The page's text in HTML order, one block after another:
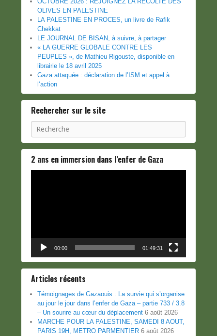
OLIVES EN PALESTINE
LA PALESTINE EN PROCES, un livre de Rafik
Chekkat
LE JOURNAL DE BISAN, à suivre, à partager
« LA GUERRE GLOBALE CONTRE LES
PEUPLES », de Mathieu Rigouste, disponible en
librairie le 18 avril 2025
Gaza attaquée : déclaration de l’ISM et appel à
l’action
Rechercher sur le site
Recherche
2 ans en immersion dans l’enfer de Gaza
00:00 01:49:31
Articles récents
Témoignages de Gazaouis : La survie qui s’organise
au jour le jour dans l’enfer de Gaza – partie 733 / 3.8
– Un sourire au cœur du déplacement 6 août 2026
MARCHE POUR LA PALESTINE, SAMEDI 8 AOUT,
PARIS 19H, METRO PARMENTIER 6 août 2026